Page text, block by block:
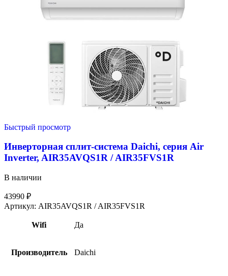
Быстрый просмотр
Инверторная сплит-система Daichi, серия Air
Inverter, AIR35AVQS1R / AIR35FVS1R
В наличии
43990 ₽
Артикул: AIR35AVQS1R / AIR35FVS1R
Wifi Да
Производитель Daichi